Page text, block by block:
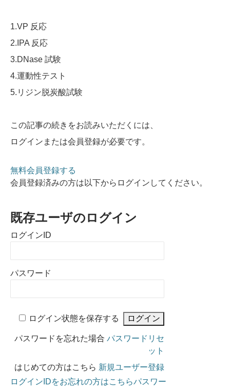
1.VP 反応
2.IPA 反応
3.DNase 試験
4.運動性テスト
5.リジン脱炭酸試験
この記事の続きをお読みいただくには、
ログインまたは会員登録が必要です。
無料会員登録する
会員登録済みの方は以下からログインしてください。
既存ユーザのログイン
ログインID
パスワード
ログイン状態を保存する
パスワードを忘れた場合 パスワードリセ
ット
はじめての方はこちら 新規ユーザー登録
ログインIDをお忘れの方はこちらパスワー